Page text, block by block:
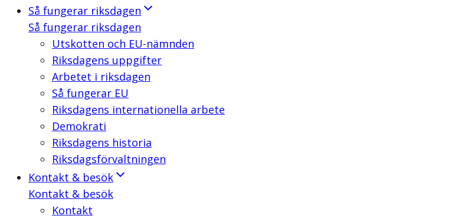
Så fungerar riksdagen
Så fungerar riksdagen
Utskotten och EU-nämnden
Riksdagens uppgifter
Arbetet i riksdagen
Så fungerar EU
Riksdagens internationella arbete
Demokrati
Riksdagens historia
Riksdagsförvaltningen
Kontakt & besök
Kontakt & besök
Kontakt